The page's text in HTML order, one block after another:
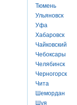
Тюмень
Ульяновск
Уфа
Хабаровск
Чайковский
Чебоксары
Челябинск
Черногорск
Чита
Шемордан
Шуя